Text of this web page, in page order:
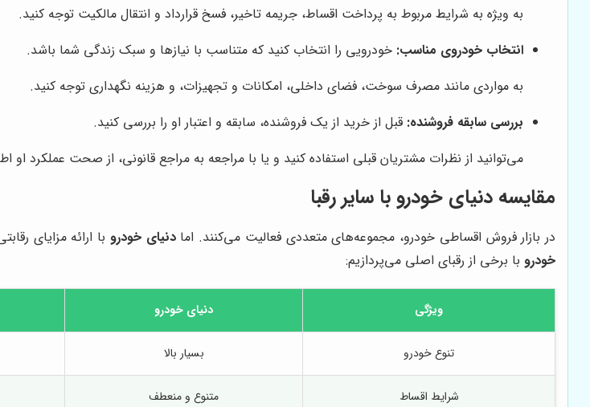
به ویژه به شرایط مربوط به پرداخت اقساط، جریمه تاخیر، فسخ قرارداد و انتقال مالکیت توجه کنید.
انتخاب خودروی مناسب: خودرویی را انتخاب کنید که متناسب با نیازها و سبک زندگی شما باشد.
به مواردی مانند مصرف سوخت، فضای داخلی، امکانات و تجهیزات، و هزینه نگهداری توجه کنید.
بررسی سابقه فروشنده: قبل از خرید از یک فروشنده، سابقه و اعتبار او را بررسی کنید.
می‌توانید از نظرات مشتریان قبلی استفاده کنید و یا با مراجعه به مراجع قانونی، از صحت عملکرد او
مقایسه دنیای خودرو با سایر رقبا
در بازار فروش اقساطی خودرو، مجموعه‌های متعددی فعالیت می‌کنند. امادنیای خودرو با ارائه مزایای
خودروبا برخی از رقبای اصلی می‌پردازیم:
ویژگی دنیای خودرو
تنوع خودرو بسیار بالا
شرایط اقساط متنوع و منعطف